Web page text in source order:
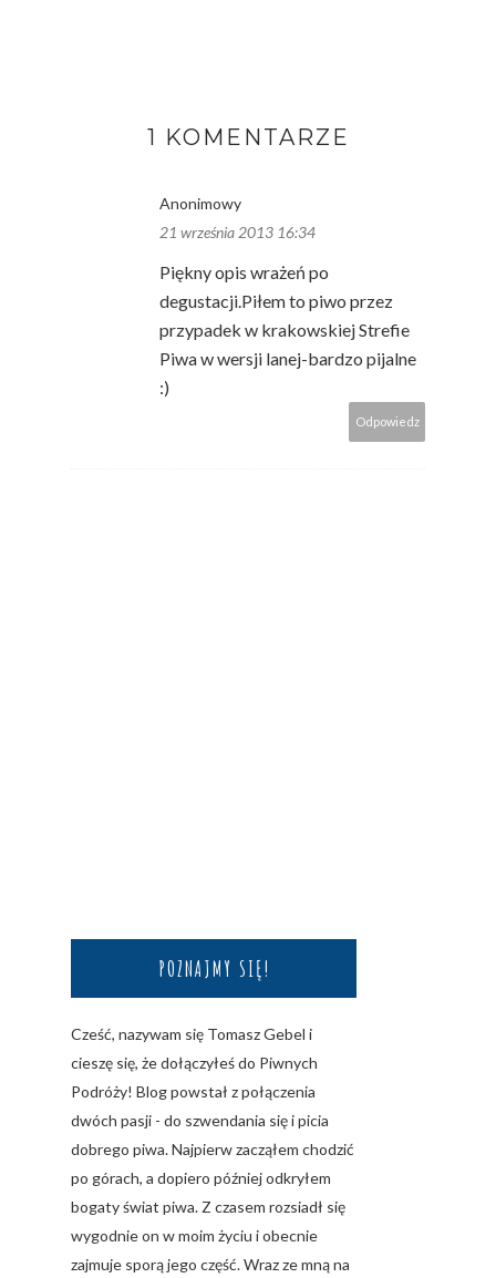
1 KOMENTARZE
Anonimowy
21 września 2013 16:34
Piękny opis wrażeń po
degustacji.Piłem to piwo przez
przypadek w krakowskiej Strefie
Piwa w wersji lanej-bardzo pijalne
:)
Odpowiedz
POZNAJMY SIĘ!
Cześć, nazywam się Tomasz Gebel i
cieszę się, że dołączyłeś do Piwnych
Podróży! Blog powstał z połączenia
dwóch pasji - do szwendania się i picia
dobrego piwa. Najpierw zacząłem chodzić
po górach, a dopiero później odkryłem
bogaty świat piwa. Z czasem rozsiadł się
wygodnie on w moim życiu i obecnie
zajmuje sporą jego część. Wraz ze mną na